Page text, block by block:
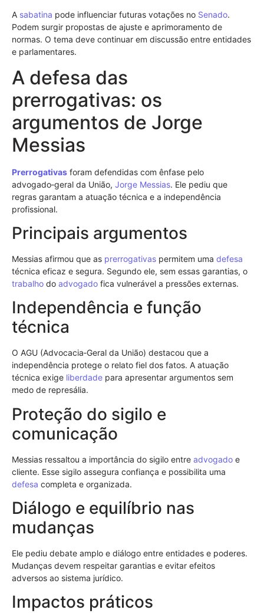
A sabatina pode influenciar futuras votações no Senado.
Podem surgir propostas de ajuste e aprimoramento de
normas. O tema deve continuar em discussão entre entidades
e parlamentares.
A defesa das
prerrogativas: os
argumentos de Jorge
Messias
Prerrogativas foram defendidas com ênfase pelo
advogado‑geral da União, Jorge Messias. Ele pediu que
regras garantam a atuação técnica e a independência
profissional.
Principais argumentos
Messias afirmou que as prerrogativas permitem uma defesa
técnica eficaz e segura. Segundo ele, sem essas garantias, o
trabalho do advogado fica vulnerável a pressões externas.
Independência e função
técnica
O AGU (Advocacia‑Geral da União) destacou que a
independência protege o relato fiel dos fatos. A atuação
técnica exige liberdade para apresentar argumentos sem
medo de represália.
Proteção do sigilo e
comunicação
Messias ressaltou a importância do sigilo entre advogado e
cliente. Esse sigilo assegura confiança e possibilita uma
defesa completa e organizada.
Diálogo e equilíbrio nas
mudanças
Ele pediu debate amplo e diálogo entre entidades e poderes.
Mudanças devem respeitar garantias e evitar efeitos
adversos ao sistema jurídico.
Impactos práticos